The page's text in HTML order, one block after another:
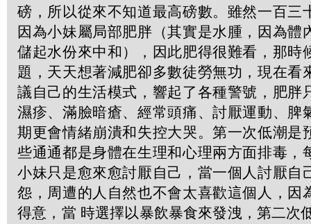
磅，所以從來不知道最高磅數。雖然一百三
因為小妹屬局部肥胖（其實是水腫，因為體
儲起水份來中和），因此肥得很難看，那時
題，天天想著減肥卻多數徒勞無功，現在看
議自己的生活模式，響起了各種警號，肥胖
濕疹、滿臉暗瘡、經常頭痛、討厭運動、脾
期更會情緒崩潰和失控大哭。第一次低潮是
些通通都是身體在生理和心理兩方面排毒，
小妹只是愈來愈討厭自己，當一個人討厭自
怨，周遭的人自然也不會太喜歡這個人，因
得意，當 時選擇以暴飲暴食來發洩，第二次